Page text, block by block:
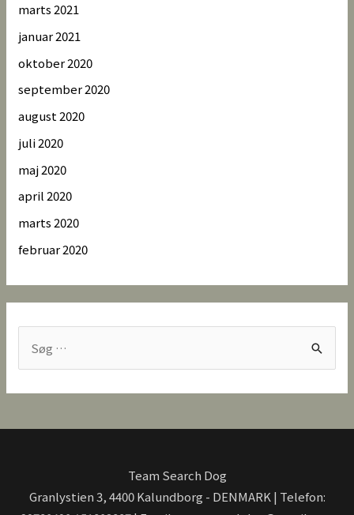
marts 2021
januar 2021
oktober 2020
september 2020
august 2020
juli 2020
maj 2020
april 2020
marts 2020
februar 2020
ø
g
Team Search Dog
Granlystien 3, 4400 Kalundborg - DENMARK | Telefon: